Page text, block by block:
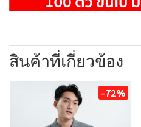
สินค้าที่เกี่ยวข้อง
-72%